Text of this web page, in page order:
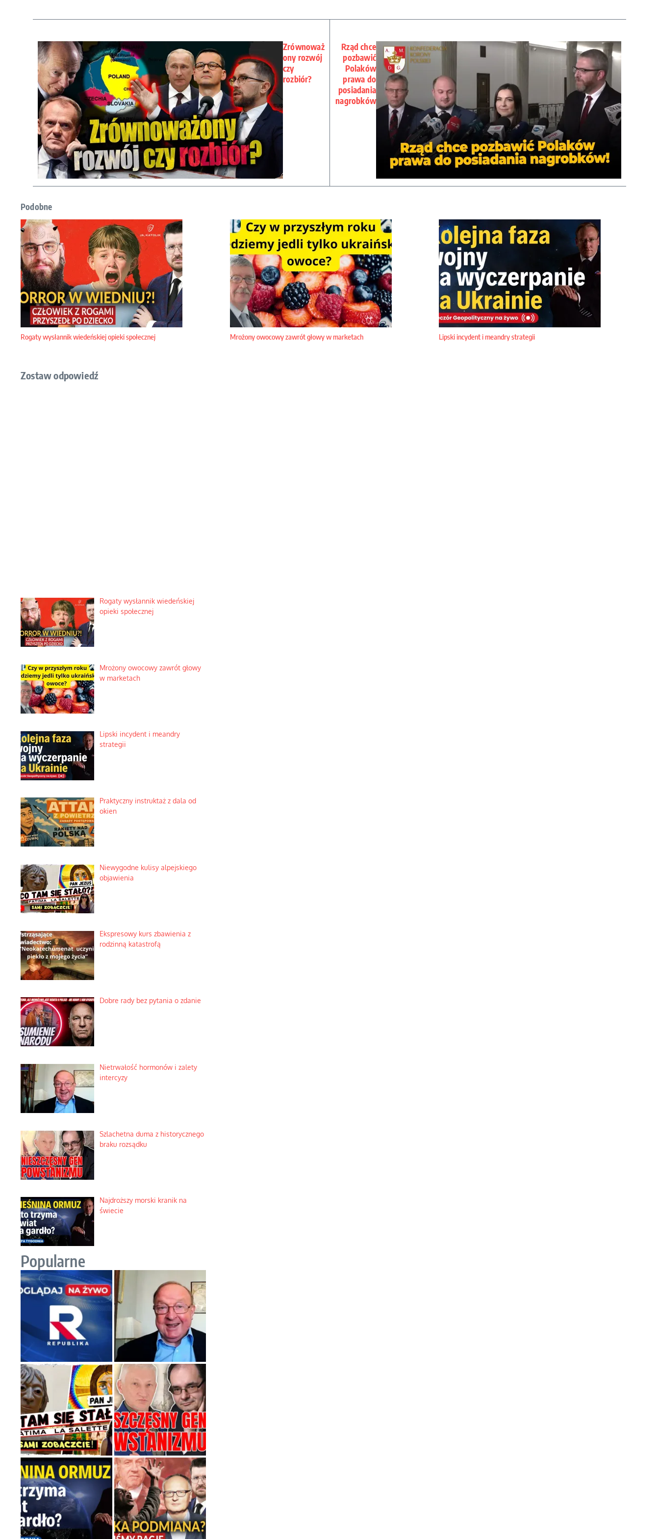
Zrównoważ
ony rozwój
czy
rozbiór?
Rząd chce
pozbawić
Polaków
prawa do
posiadania
nagrobków
Podobne
Rogaty wysłannik wiedeńskiej opieki społecznej Mrożony owocowy zawrót głowy w marketach Lipski incydent i meandry strategii
Zostaw odpowiedź
Rogaty wysłannik wiedeńskiej
opieki społecznej
Mrożony owocowy zawrót głowy
w marketach
Lipski incydent i meandry
strategii
Praktyczny instruktaż z dala od
okien
Niewygodne kulisy alpejskiego
objawienia
Ekspresowy kurs zbawienia z
rodzinną katastrofą
Dobre rady bez pytania o zdanie
Nietrwałość hormonów i zalety
intercyzy
Szlachetna duma z historycznego
braku rozsądku
Najdroższy morski kranik na
świecie
Popularne